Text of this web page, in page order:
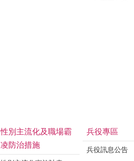
性別主流化及職場霸
凌防治措施
兵役專區
兵役訊息公告